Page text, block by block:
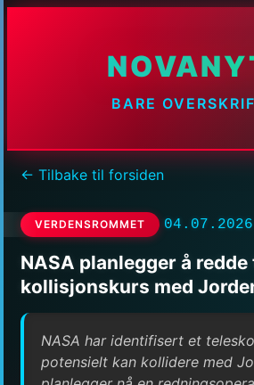
BARE
← Tilbake til forsiden
VERDENSROMMET
NASA planlegger å
kollisjonskurs med
NASA har identifisert et
potensielt kan kollidere med